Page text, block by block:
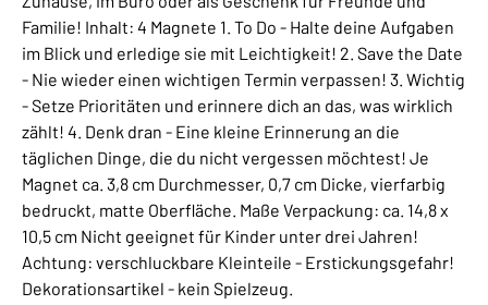
Familie! Inhalt: 4 Magnete 1. To Do - Halte deine Aufgaben
im Blick und erledige sie mit Leichtigkeit! 2. Save the Date
- Nie wieder einen wichtigen Termin verpassen! 3. Wichtig
- Setze Prioritäten und erinnere dich an das, was wirklich
zählt! 4. Denk dran - Eine kleine Erinnerung an die
täglichen Dinge, die du nicht vergessen möchtest! Je
Magnet ca. 3,8 cm Durchmesser, 0,7 cm Dicke, vierfarbig
bedruckt, matte Oberfläche. Maße Verpackung: ca. 14,8 x
10,5 cm Nicht geeignet für Kinder unter drei Jahren!
Achtung: verschluckbare Kleinteile - Erstickungsgefahr!
Dekorationsartikel - kein Spielzeug.